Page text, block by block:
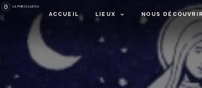
ACCUEIL LIEUX NOUS DÉCOUVRIR